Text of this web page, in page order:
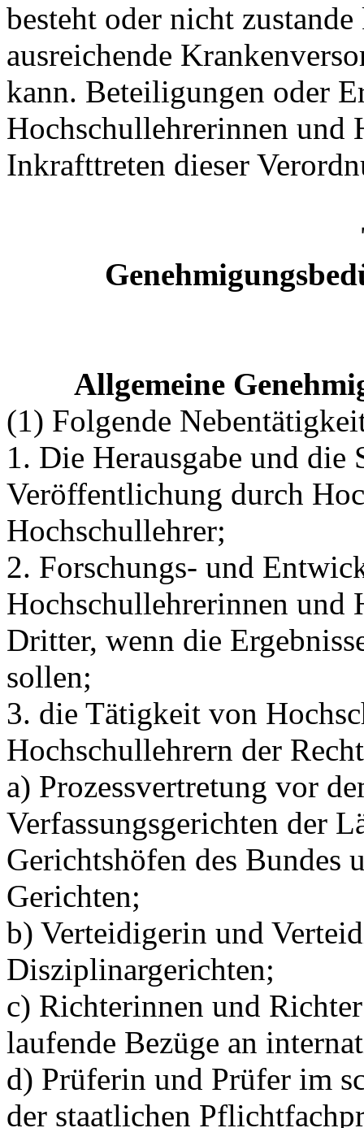
besteht oder nicht
ausreichende
kann. Beteiligungen oder
Hochschullehrerinnen und
Inkrafttreten dieser
Allgemeine
(1) Folgende
1. Die Herausgabe und
Veröffentlichung durch
Hochschullehrer;
2. Forschungs- und
Hochschullehrerinnen und
Dritter, wenn die
sollen;
3. die Tätigkeit von
Hochschullehrern der
a) Prozessvertretung vor
Verfassungsgerichten der
Gerichtshöfen des Bundes
Gerichten;
b) Verteidigerin und
Disziplinargerichten;
c) Richterinnen und
laufende Bezüge an
d) Prüferin und Prüfer im
der staatlichen